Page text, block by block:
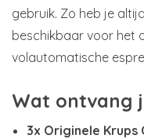
gebruik. Zo heb je
beschikbaar voor het
volautomatische
Wat ontvang
3x Originele Krups